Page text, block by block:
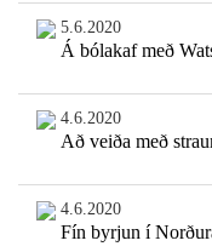
5.6.2020
Á bólakaf með
4.6.2020
Að veiða með
4.6.2020
Fín byrjun í